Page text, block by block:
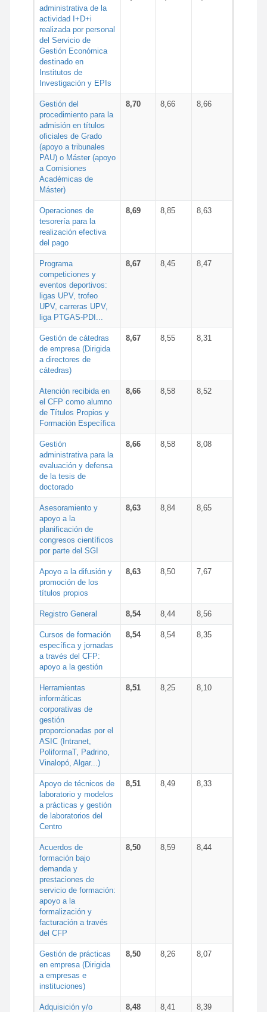
administrativa de la
actividad I+D+i
realizada por personal
del Servicio de
Gestión Económica
destinado en
Institutos de
Investigación y EPIs
Gestión del
procedimiento para la
admisión en títulos
oficiales de Grado
(apoyo a tribunales
PAU) o Máster (apoyo
a Comisiones
Académicas de
Máster)
8,70 8,66 8,66
Operaciones de
tesorería para la
realización efectiva
del pago
8,69 8,85 8,63
Programa
competiciones y
eventos deportivos:
ligas UPV, trofeo
UPV, carreras UPV,
liga PTGAS-PDI...
8,67 8,45 8,47
Gestión de cátedras
de empresa (Dirigida
a directores de
cátedras)
8,67 8,55 8,31
Atención recibida en
el CFP como alumno
de Títulos Propios y
Formación Específica
8,66 8,58 8,52
Gestión
administrativa para la
evaluación y defensa
de la tesis de
doctorado
8,66 8,58 8,08
Asesoramiento y
apoyo a la
planificación de
congresos científicos
por parte del SGI
8,63 8,84 8,65
Apoyo a la difusión y
promoción de los
títulos propios
8,63 8,50 7,67
Registro General 8,54 8,44 8,56
Cursos de formación
específica y jornadas
a través del CFP:
apoyo a la gestión
8,54 8,54 8,35
Herramientas
informáticas
corporativas de
gestión
proporcionadas por el
ASIC (Intranet,
PoliformaT, Padrino,
Vinalopó, Algar...)
8,51 8,25 8,10
Apoyo de técnicos de
laboratorio y modelos
a prácticas y gestión
de laboratorios del
Centro
8,51 8,49 8,33
Acuerdos de
formación bajo
demanda y
prestaciones de
servicio de formación:
apoyo a la
formalización y
facturación a través
del CFP
8,50 8,59 8,44
Gestión de prácticas
en empresa (Dirigida
a empresas e
instituciones)
8,50 8,26 8,07
Adquisición y/o
8,48 8,41 8,39